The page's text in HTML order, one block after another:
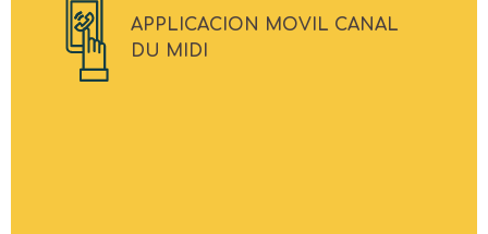
APPLICACION MOVIL CANAL
DU MIDI